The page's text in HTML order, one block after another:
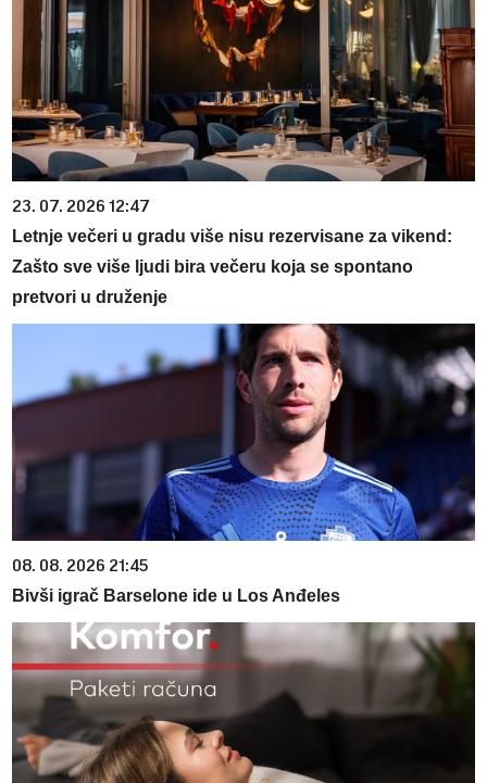
23. 07. 2026 12:47
Letnje večeri u gradu više nisu rezervisane za vikend:
Zašto sve više ljudi bira večeru koja se spontano
pretvori u druženje
08. 08. 2026 21:45
Bivši igrač Barselone ide u Los Anđeles